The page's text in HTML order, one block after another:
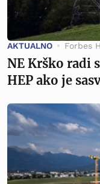
AKTUALNO Forbes
NE Krško radi
HEP ako je